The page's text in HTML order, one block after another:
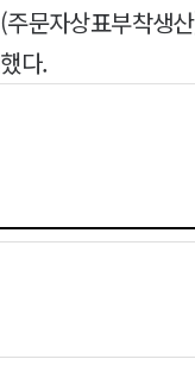
문자상표부착생
다.